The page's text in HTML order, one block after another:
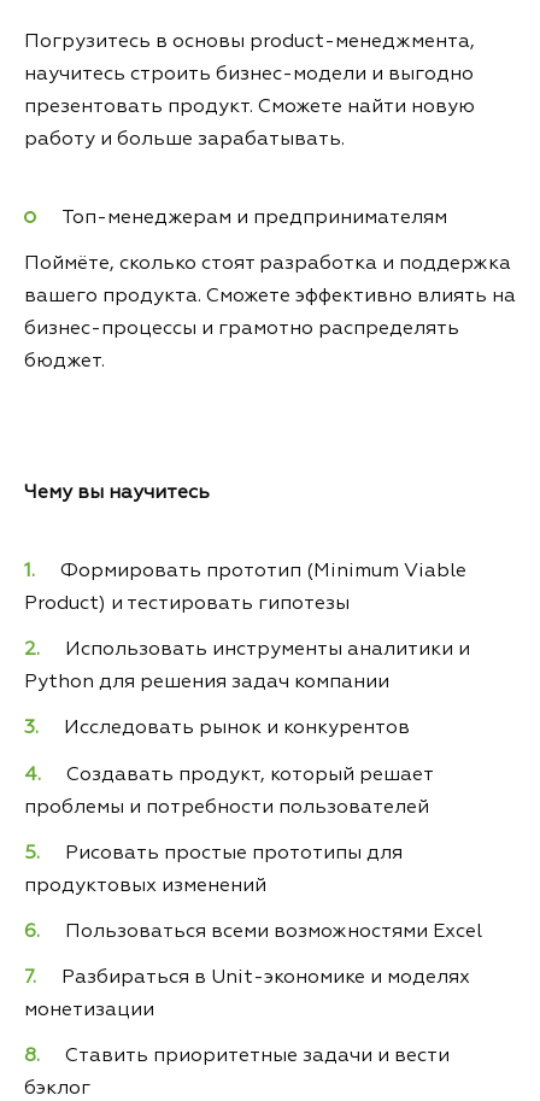
Погрузитесь в основы product-менеджмента,
научитесь строить бизнес-модели и выгодно
презентовать продукт. Сможете найти новую
работу и больше зарабатывать.
Топ-менеджерам и предпринимателям
Поймёте, сколько стоят разработка и поддержка
вашего продукта. Сможете эффективно влиять на
бизнес-процессы и грамотно распределять
бюджет.
Чему вы научитесь
Формировать прототип (Minimum Viable
Product) и тестировать гипотезы
Использовать инструменты аналитики и
Python для решения задач компании
Исследовать рынок и конкурентов
Создавать продукт, который решает
проблемы и потребности пользователей
Рисовать простые прототипы для
продуктовых изменений
Пользоваться всеми возможностями Excel
Разбираться в Unit-экономике и моделях
монетизации
Ставить приоритетные задачи и вести
бэклог